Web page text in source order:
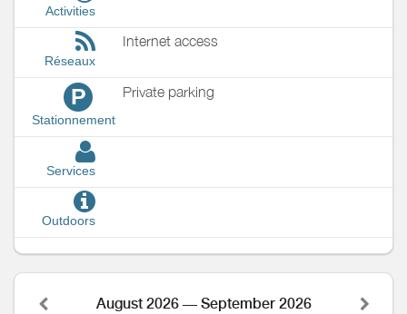
Activities
Réseaux
Internet access
P
Stationnement
Private parking
Services
Outdoors
August 2026 — September 2026